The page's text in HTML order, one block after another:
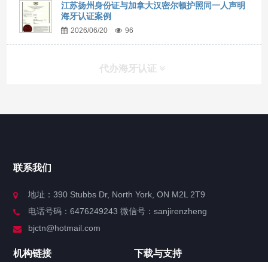
江苏扬州身份证与加拿大汉密尔顿护照同一人声明
海牙认证案例
2026/06/20 96
代办海牙认证
服务分类
联系我们
地址：390 Stubbs Dr, North York, ON M2L 2T9
电话号码：6476249243 微信号：sanjirenzheng
bjctn@hotmail.com
机构链接 下载与支持